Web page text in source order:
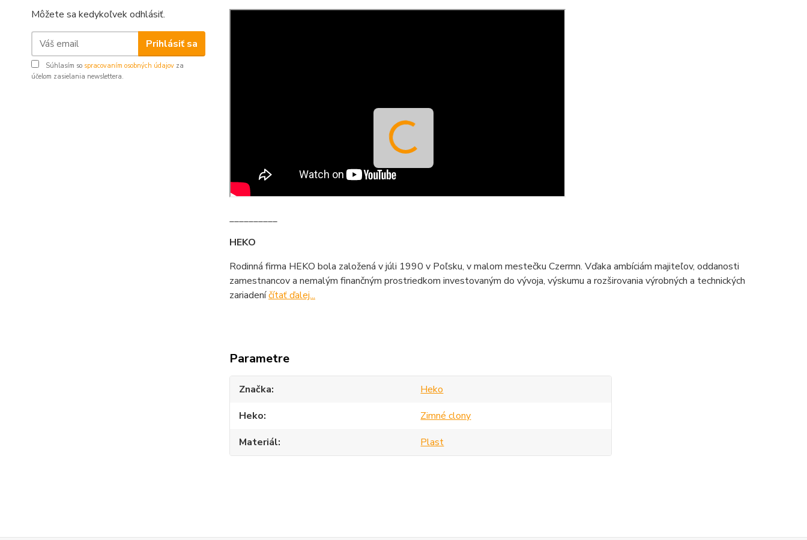
Môžete sa kedykoľvek odhlásiť.
Prihlásiť sa
Súhlasím so spracovaním osobných údajov za
účelom zasielania newslettera.
__________
HEKO
Rodinná firma HEKO bola založená v júli 1990 v Poľsku, v malom mestečku Czermn. Vďaka ambíciám majiteľov, oddanosti
zamestnancov a nemalým finančným prostriedkom investovaným do vývoja, výskumu a rozširovania výrobných a technických
zariadeníčítať ďalej...
Parametre
Značka
Heko
Heko
Zimné clony
Materiál
Plast